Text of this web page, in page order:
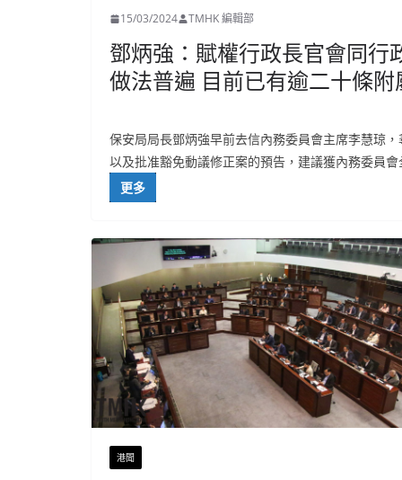
15/03/2024 TMHK 編輯部
鄧炳強：賦權行政長官會同行
做法普遍 目前已有逾二十條
保安局局長鄧炳強早前去信內務委員會主席李慧琼
以及批准豁免動議修正案的預告，建議獲內務委員
更多
港聞